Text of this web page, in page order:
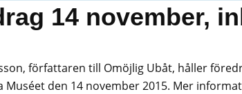
14 november,
författaren till Omöjlig Ubåt, håller
Muséet den 14 november 2015. Mer